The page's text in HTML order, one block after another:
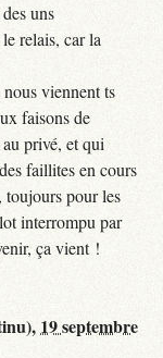
uns
relais, car la
viennent ts
faisons de
privé, et qui
faillites en cours
toujours pour les
interrompu par
ça vient !
19 septembre